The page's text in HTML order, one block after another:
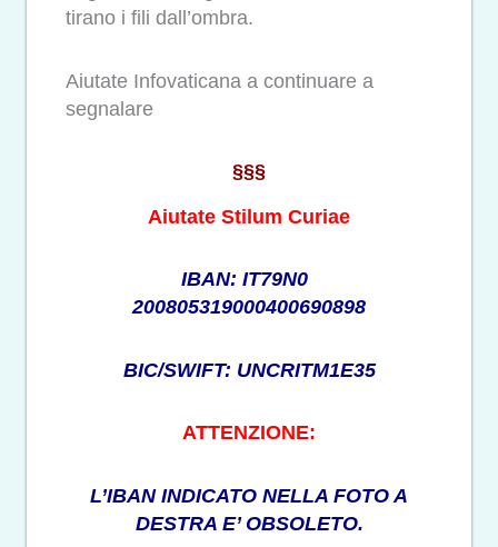
tirano i fili dall’ombra.
Aiutate Infovaticana a continuare a
segnalare
§§§
Aiutate Stilum Curiae
IBAN: IT79N0
200805319000400690898
BIC/SWIFT: UNCRITM1E35
ATTENZIONE:
L’IBAN INDICATO NELLA FOTO A
DESTRA E’ OBSOLETO.